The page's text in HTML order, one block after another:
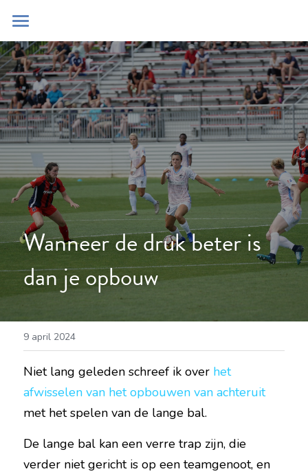
Home
Blog
Contact
Zoeken
POWERED BY
Wanneer de druk beter is
dan je opbouw
9 april 2024
Niet lang geleden schreef ik over het
afwisselen van het opbouwen van achteruit
met het spelen van de lange bal.
De lange bal kan een verre trap zijn, die
verder niet gericht is op een teamgenoot, en